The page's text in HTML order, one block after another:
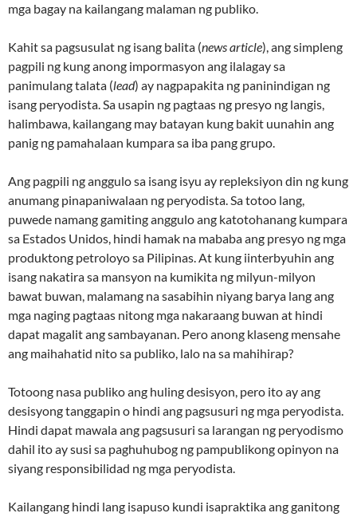
mga bagay na kailangang malaman ng publiko.
Kahit sa pagsusulat ng isang balita (news article), ang simpleng
pagpili ng kung anong impormasyon ang ilalagay sa
panimulang talata (lead) ay nagpapakita ng paninindigan ng
isang peryodista. Sa usapin ng pagtaas ng presyo ng langis,
halimbawa, kailangang may batayan kung bakit uunahin ang
panig ng pamahalaan kumpara sa iba pang grupo.
Ang pagpili ng anggulo sa isang isyu ay repleksiyon din ng kung
anumang pinapaniwalaan ng peryodista. Sa totoo lang,
puwede namang gamiting anggulo ang katotohanang kumpara
sa Estados Unidos, hindi hamak na mababa ang presyo ng mga
produktong petroloyo sa Pilipinas. At kung iinterbyuhin ang
isang nakatira sa mansyon na kumikita ng milyun-milyon
bawat buwan, malamang na sasabihin niyang barya lang ang
mga naging pagtaas nitong mga nakaraang buwan at hindi
dapat magalit ang sambayanan. Pero anong klaseng mensahe
ang maihahatid nito sa publiko, lalo na sa mahihirap?
Totoong nasa publiko ang huling desisyon, pero ito ay ang
desisyong tanggapin o hindi ang pagsusuri ng mga peryodista.
Hindi dapat mawala ang pagsusuri sa larangan ng peryodismo
dahil ito ay susi sa paghuhubog ng pampublikong opinyon na
siyang responsibilidad ng mga peryodista.
Kailangang hindi lang isapuso kundi isapraktika ang ganitong